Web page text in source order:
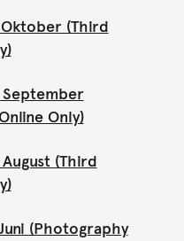
(Third
Only)
(Third
(Photography